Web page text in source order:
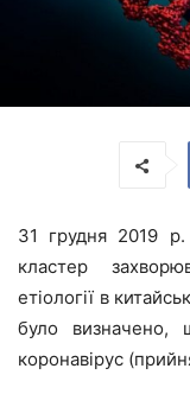
31 грудня 2019
кластер
етіології в
було визначено,
коронавірус